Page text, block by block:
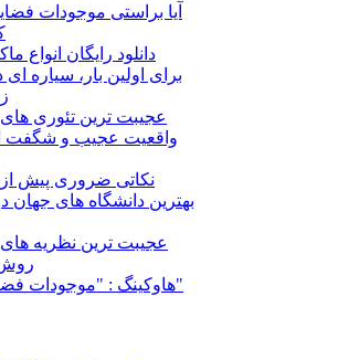
آیا براستی موجودات
دانلود رایگان انواع
برای اولین بار، سیاره
عجیبت ترین تئوری
نکاتی ضروری پیش
بهترین دانشگاه های جهان
عجیبت ترین نظریه
هاوكينگ : "موجودات فضايي وجود دارند"